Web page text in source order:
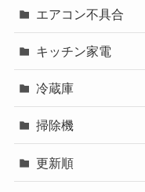
エアコン不具合
キッチン家電
冷蔵庫
掃除機
更新順